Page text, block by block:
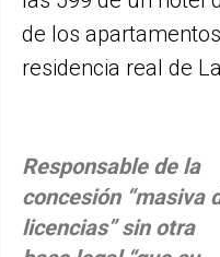
de los
residencia real de
Responsable de la
concesión “masiva
licencias” sin otra